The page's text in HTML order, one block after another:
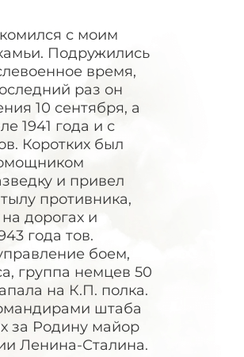
с моим
Подружились
время,
раз он
10 сентября, а
1941 года и с
Коротких был
и привел
противника,
дорогах и
года тов.
боем,
группа немцев 50
на К.П. полка.
штаба
за Родину майор
Ленина-Сталина.